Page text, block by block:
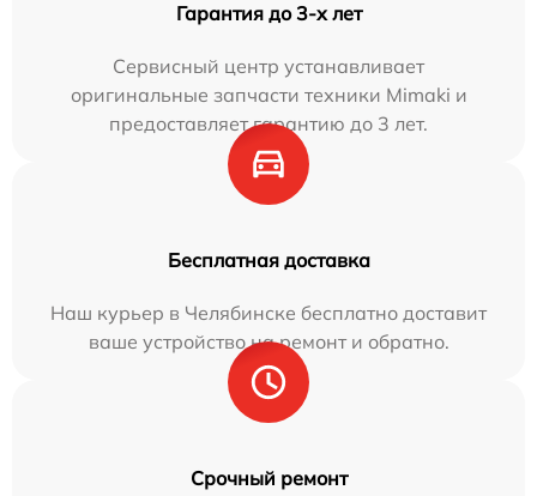
Гарантия до 3-х лет
Сервисный центр устанавливает
оригинальные запчасти техники Mimaki и
предоставляет гарантию до 3 лет.
Бесплатная доставка
Наш курьер в Челябинске бесплатно доставит
ваше устройство на ремонт и обратно.
Срочный ремонт